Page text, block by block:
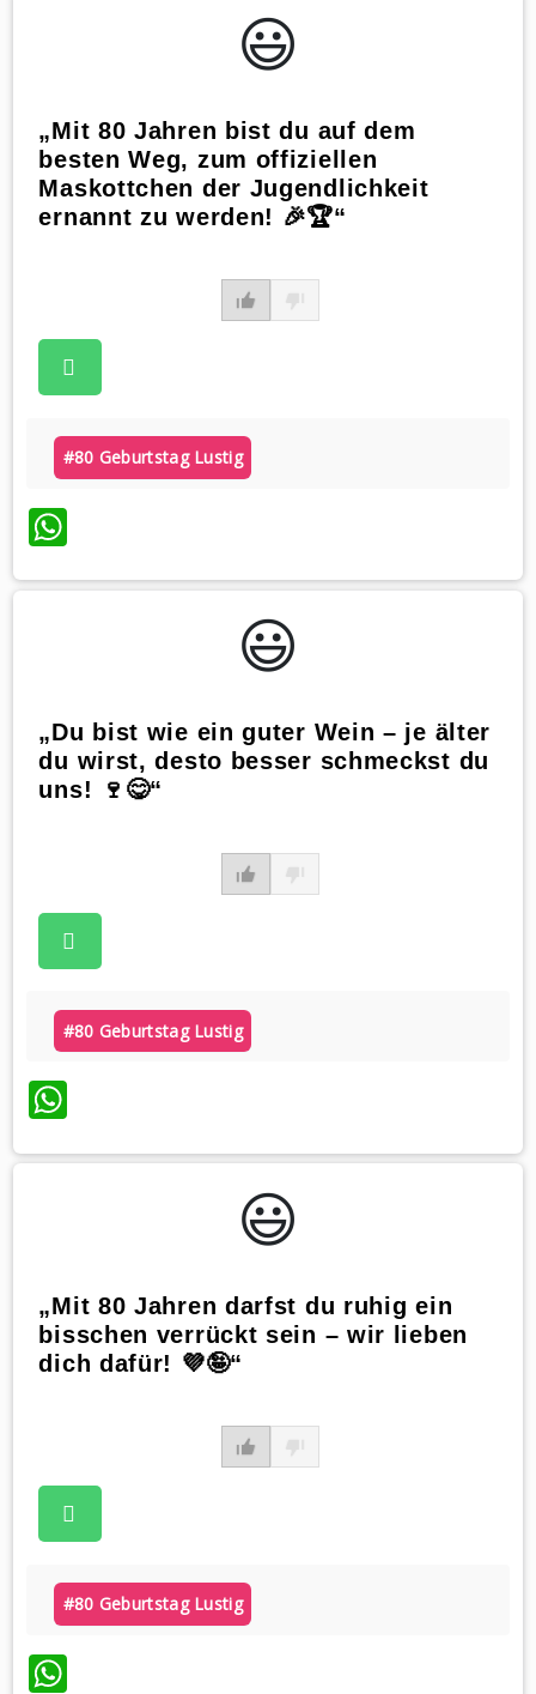
😃️
„Mit 80 Jahren bist du auf dem
besten Weg, zum offiziellen
Maskottchen der Jugendlichkeit
ernannt zu werden! 🎉🏆“
#80 Geburtstag Lustig
WhatsApp
😃️
„Du bist wie ein guter Wein – je älter
du wirst, desto besser schmeckst du
uns! 🍷😋“
#80 Geburtstag Lustig
WhatsApp
😃️
„Mit 80 Jahren darfst du ruhig ein
bisschen verrückt sein – wir lieben
dich dafür! 💜🤪“
#80 Geburtstag Lustig
WhatsApp